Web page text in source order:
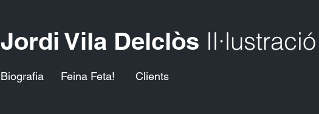
Jordi Vila Delclòs Il·lustració
Biografia Feina Feta! Clients